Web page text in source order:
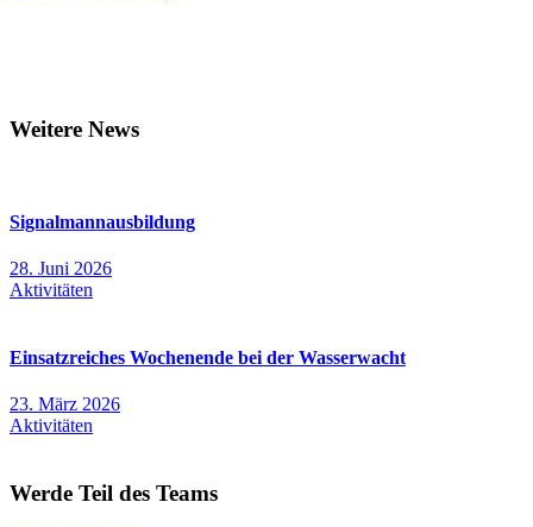
Weitere News
Signalmannausbildung
28. Juni 2026
Aktivitäten
Einsatzreiches Wochenende bei der Wasserwacht
23. März 2026
Aktivitäten
Werde Teil des Teams